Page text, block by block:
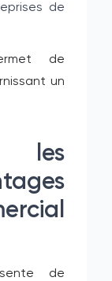
de
de
un
les
de